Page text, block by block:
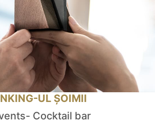
UL ȘOIMII
Cocktail bar